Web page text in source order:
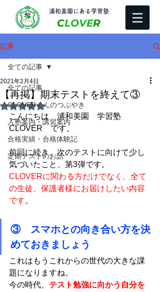
​浦和美園にある学習塾
CLOVER
記事
全ての記事
CLOVERくんのつぶやき
入塾案内・講習案内
合格実績・合格体験記
定期テストのお話
全ての記事
【再掲】期末テストを終えて③
2021年2月4日
5つ星のうちNaNと評価されています。
こんにちは　浦和美園　学習塾
CLOVER　です。
前回に続き、次のテストに向けて少し
気づいたこと、第3弾です。
CLOVERに関わる方だけでなく、全て
の生徒、保護者様にお届けしたい内容
です。
③　スマホとの向き合い方を決
めておきましょう
これはもうこれからの世代の大きな課
題になりますね。
今の時代、 テスト勉強に向かう自分を